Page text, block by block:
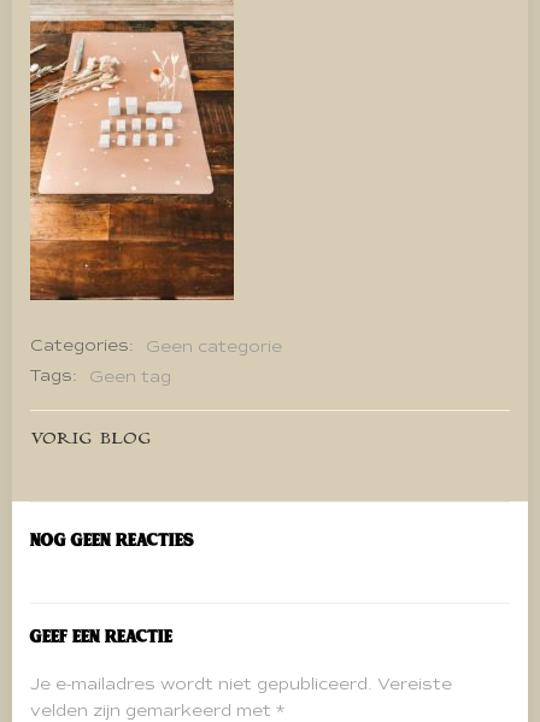
Categories:
Geen categorie
Tags:
Geen tag
Bericht
navigatie
VORIG BLOG
Nog geen reacties
Geef een reactie
Je e-mailadres wordt niet gepubliceerd. Vereiste
velden zijn gemarkeerd met *